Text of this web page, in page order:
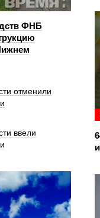
ФНБ
отменили
ввели